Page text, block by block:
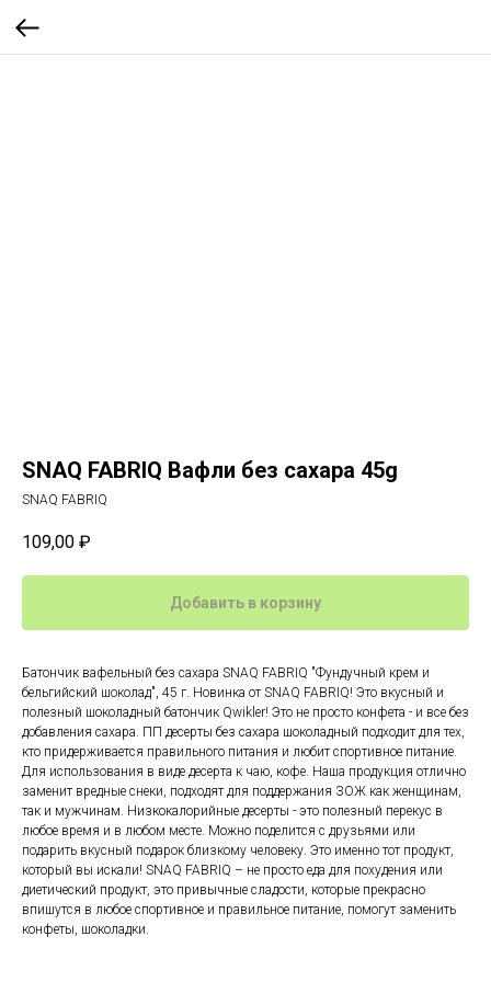
SNAQ FABRIQ Вафли без сахара 45g
SNAQ FABRIQ
109,00 ₽
Добавить в корзину
Батончик вафельный без сахара SNAQ FABRIQ "Фундучный крем и
бельгийский шоколад", 45 г. Новинка от SNAQ FABRIQ! Это вкусный и
полезный шоколадный батончик Qwikler! Это не просто конфета - и все без
добавления сахара. ПП десерты без сахара шоколадный подходит для тех,
кто придерживается правильного питания и любит спортивное питание.
Для использования в виде десерта к чаю, кофе. Наша продукция отлично
заменит вредные снеки, подходят для поддержания ЗОЖ как женщинам,
так и мужчинам. Низкокалорийные десерты - это полезный перекус в
любое время и в любом месте. Можно поделится с друзьями или
подарить вкусный подарок близкому человеку. Это именно тот продукт,
который вы искали! SNAQ FABRIQ – не просто еда для похудения или
диетический продукт, это привычные сладости, которые прекрасно
впишутся в любое спортивное и правильное питание, помогут заменить
конфеты, шоколадки.